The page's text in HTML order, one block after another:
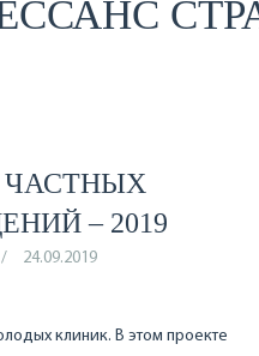
ЧАСТНЫХ
– 2019
24.09.2019
клиник. В этом проекте